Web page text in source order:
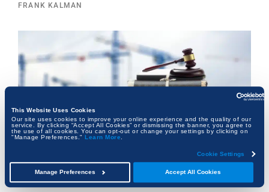
This Website Uses Cookies
Our site uses cookies to improve your online experience and the quality of our
service. By clicking “Accept All Cookies” or dismissing the banner, you agree to
the use of all cookies. You can opt-out or change your settings by clicking on
"Manage Preferences." Learn More
Cookie Settings
Accept All Cookies
Manage Preferences
FRANK KALMAN